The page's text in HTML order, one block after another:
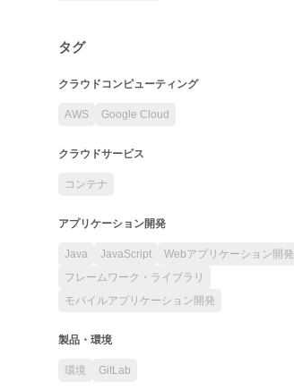
タグ
クラウドコンピューティング
AWS Google Cloud
クラウドサービス
コンテナ
アプリケーション開発
Java JavaScript
Webアプリケーション開発
フレームワーク・ライブラリ
モバイルアプリケーション開発
製品・環境
環境 GitLab